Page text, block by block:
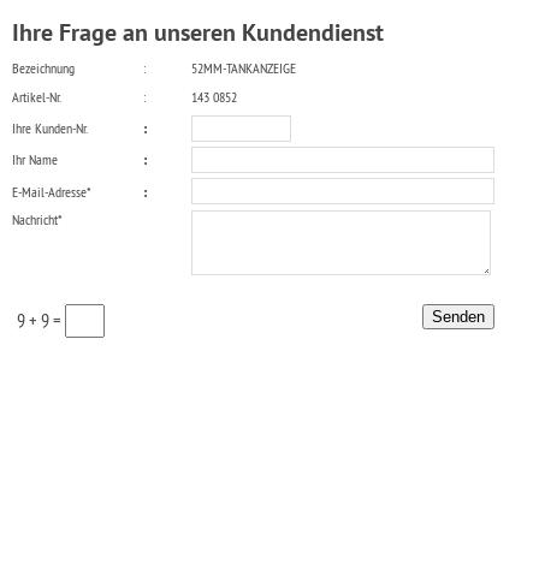
Ihre Frage an unseren Kundendienst
Bezeichnung :
52MM-TANKANZEIGE
Artikel-Nr.
:
143 0852
Ihre Kunden-Nr.
:
Ihr Name
:
E-Mail-Adresse*
:
Nachricht*
9 + 9 =